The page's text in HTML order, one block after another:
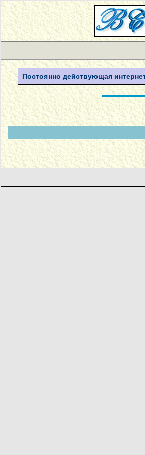
Постоянно действующая